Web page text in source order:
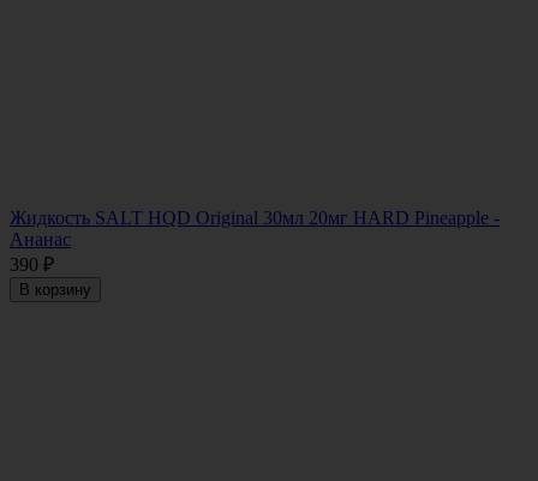
Жидкость SALT HQD Original 30мл 20мг HARD Pineapple -
Ананас
390 ₽
В корзину